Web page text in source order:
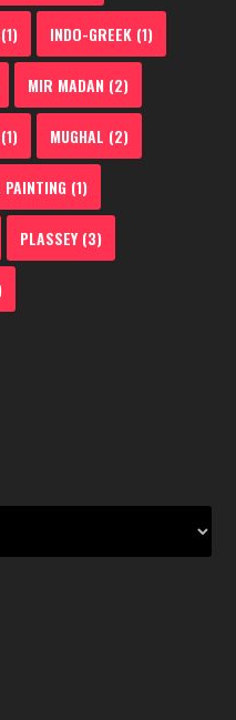
(1) INDO-GREEK (1)
MIR MADAN (2)
(1) MUGHAL (2)
PAINTING (1)
PLASSEY(3)